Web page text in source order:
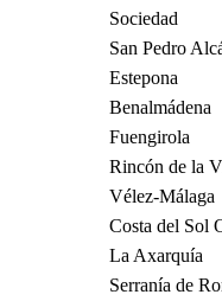
Sociedad
San Pedro
Estepona
Benalmádena
Fuengirola
Rincón de la
Vélez-Málaga
Costa del Sol
La Axarquía
Serranía de